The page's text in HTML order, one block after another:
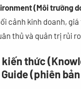
(Môi trường
cảnh kinh doanh,
thủ và quản trị rủi
kiến thức
Guide (phiên